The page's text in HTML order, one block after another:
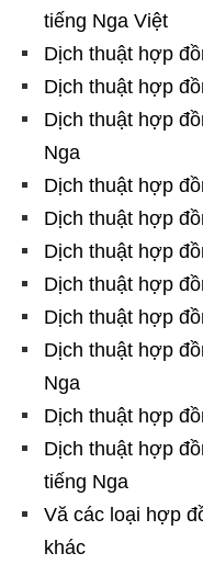
tiếng Nga Việt
Dịch thuật hợp
Dịch thuật hợp
Dịch thuật hợp
Nga
Dịch thuật hợp
Dịch thuật hợp
Dịch thuật hợp
Dịch thuật hợp
Dịch thuật hợp
Dịch thuật hợp
Nga
Dịch thuật hợp
Dịch thuật hợp
tiếng Nga
Vă các loại hợp
khác